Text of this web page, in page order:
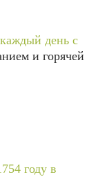
день с
и горячей
году в